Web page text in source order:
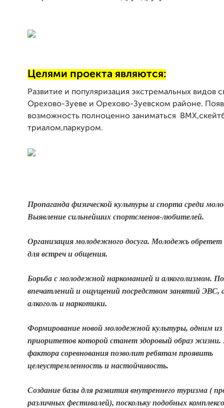
Целями проекта являются:
Развитие и популяризация экстремальных видов
Орехово-Зуеве и Орехово-Зуевском районе.
возможность полноценно заниматься
триалом,паркуром.
Пропаганда физической культуры и спорта среди
Выявление сильнейших спортсменов-любителей.
Организация молодежного досуга. Молодежь
для встреч и общения.
Борьба с молодежной наркоманией и алкоголизмом.
впечатлений и ощущений посредством занятий ЭВС, а
алкоголь и наркотики.
Формирование новой молодежной культуры, одним из
приоритетов которой станет здоровый образ жизни.
фактора соревнования позволит ребятам проявить
целеустремленность и настойчивость.
Создание базы для развития внутреннего туризма (
различных фестивалей), поскольку подобных